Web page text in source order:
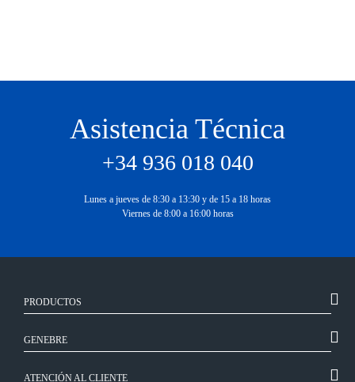
Asistencia Técnica
+34 936 018 040
Lunes a jueves de 8:30 a 13:30 y de 15 a 18 horas
Viernes de 8:00 a 16:00 horas
PRODUCTOS
GENEBRE
ATENCIÓN AL CLIENTE